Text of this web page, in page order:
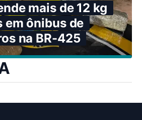
mais de 12 kg
em ônibus de
na BR-425